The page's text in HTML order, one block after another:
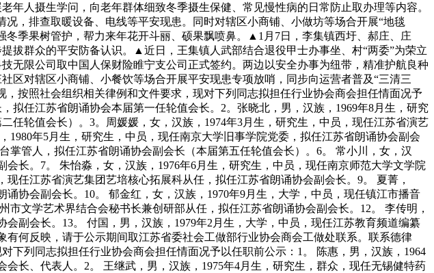
人摄生学问，向老年群体细致冬季摄生保健、常见慢性病的日常防止取办理等内容。
，排查取暖设备、电线等平安现患。同时对辖区小商铺、小做坊等场合开展“地毯
季果树管护，帮力来年花开斗丽、硕果飘喷鼻。▲1月7日，李集镇西圩、郝庄、庄
拔群众的平安防备认识。▲近日，王集镇人武部结合退役甲士办事坐、村“两委”为荣立
限公司取中国人保财险睢宁支公司正式签约。两边以安全办事为纽带，精准护航良种
对辖区小商铺、小餐饮等场合开展平安现患专项放哨，同步向运营者普及“三清三
按照社会组织相关律例和文件要求，现对下列同志拟担任行业协会商会担任情面况予
拟任江苏省朗诵协会本届第一任轮值会长。2。张晓北，男，汉族，1969年8月生，研究
轮值会长）。3。周媛媛，女，汉族，1974年3月生，研究生，中员，现任江苏省演艺
年5月生，研究生，中员，现任南京大学旧事学院党委，拟任江苏省朗诵协会副会
管人，拟任江苏省朗诵协会副会长（本届第五任轮值会长）。6。 常小川，女，汉
长。7。 朱怡淼，女，汉族，1976年6月生，研究生，中员，现任南京师范大学文学院
任江苏省演艺集团艺培核心拓展科从任，拟任江苏省朗诵协会副会长。9。 夏菁，
协会副会长。10。 郁金红，女，汉族，1970年9月生，大学，中员，现任镇江市播音
文学艺术界结合会秘书长兼创研部从任，拟任江苏省朗诵协会副会长。12。 李传明，
副会长。13。 付国，男，汉族，1979年2月生，大学，中员，现任江苏教育频道编纂
何反映，请于公示期间取江苏省委社会工做部行业协会商会工做处联系。联系德律
列同志拟担任行业协会商会担任情面况予以任职前公示：1。 陈惠，男，汉族，1964
长、代表人。2。 王继武，男，汉族，1975年4月生，研究生，群众，现任无锡健特药